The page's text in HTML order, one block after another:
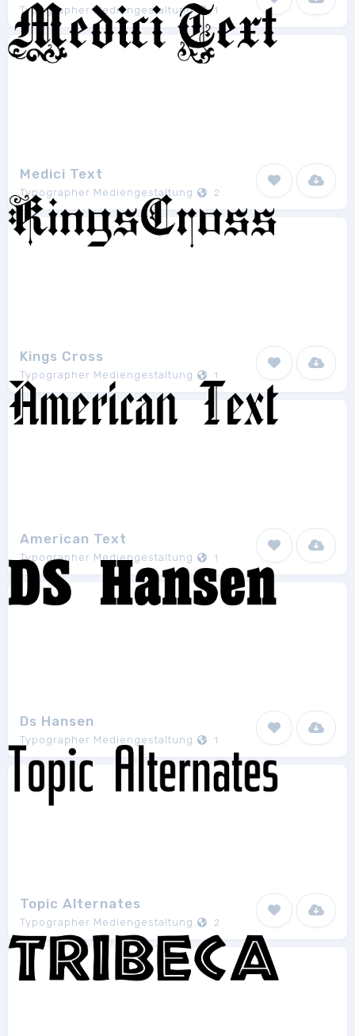
Typographer Mediengestaltung 1
Medici Text
Typographer Mediengestaltung 2
Kings Cross
Typographer Mediengestaltung 1
American Text
Typographer Mediengestaltung 1
Ds Hansen
Typographer Mediengestaltung 1
Topic Alternates
Typographer Mediengestaltung 2